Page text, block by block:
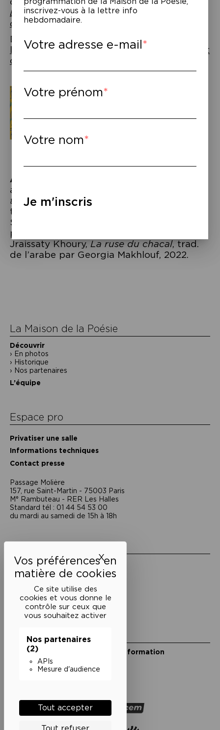
Ce site utilise des
cookies et vous donne le
contrôle sur ceux que
vous souhaitez activer
Nos partenaires
(2)
APIs
Mesure d'audience
Tout accepter
XMasquer le bandeau des
La tache noire,Mon histoire
chacal (30 minutes)
Dans le cadre de
Adab – Festival des
littératures contemporaines du Maghreb et
du Moyen-Orient, organisé par l’iReMMO
À lire
aux éditions Actes Sud : Walid Taher,
tache noire, éd. bilingue arabe-français,
trad. de l’arab
Samah Idriss,
par Georgia Makhlouf, 2023 –
Jraissaty Khoury, La ruse du chacal, trad.
de l’arabe par Georgia Makhlouf, 2022.
La Maison de la Poésie
Découvrir
En photos
Historique
Nos partenaires
L’équipe
Espace pro
Privatiser une salle
Informations techniques
Contact presse
Passage Moliėre
157, rue Saint-Martin - 75003 Paris
M° Rambuteau - RER Les Halles
Standard tél : 01 44 54 53 00
du mardi au samedi de 15h à 18h
Mentions légales
Politique de confidentialité
Conditions générales de vente
Cookies
Restons en lien
Inscrivez-vous à notre lettre d’information
Suivez-nous sur les réseaux
inscrivez-vous à la lettre info
hebdomadaire.
Votre adresse e-mail
Votre prénom
Votre nom
Je m'inscris